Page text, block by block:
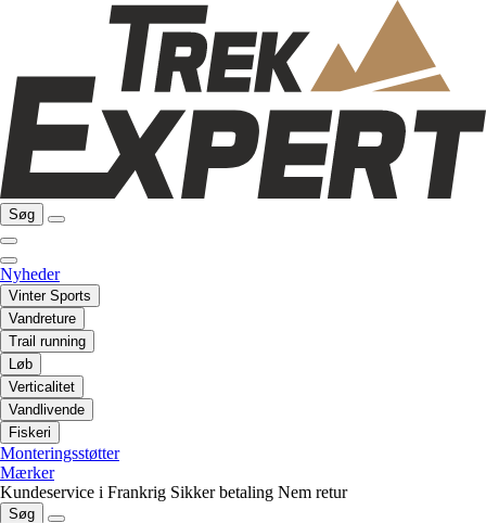
Søg
Nyheder
Vinter Sports
Vandreture
Trail running
Løb
Verticalitet
Vandlivende
Fiskeri
Monteringsstøtter
Mærker
Kundeservice i Frankrig Sikker betaling Nem retur
Søg